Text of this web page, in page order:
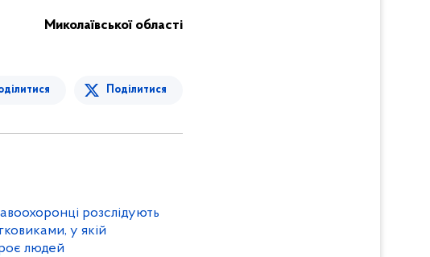
Миколаївської області
Поділитися
розслідують
у якій
людей